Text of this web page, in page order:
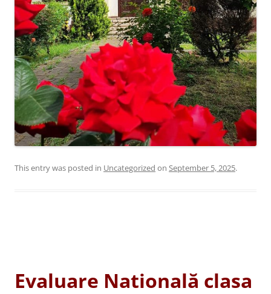
This entry was posted in Uncategorized on September 5, 2025.
Evaluare Natională clasa